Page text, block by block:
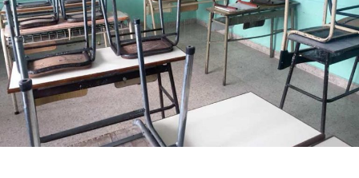
además de CTERA, la Unión de Trabajadores de la
Educación (UTE), Suteba y otros sindicatos del sector, en
la que denunciaron una “grave crisis presupuestaria”,
“falta de diálogo“ por parte del Gobierno y advirtierpm
que la Argentina "se quedará sin maestros".